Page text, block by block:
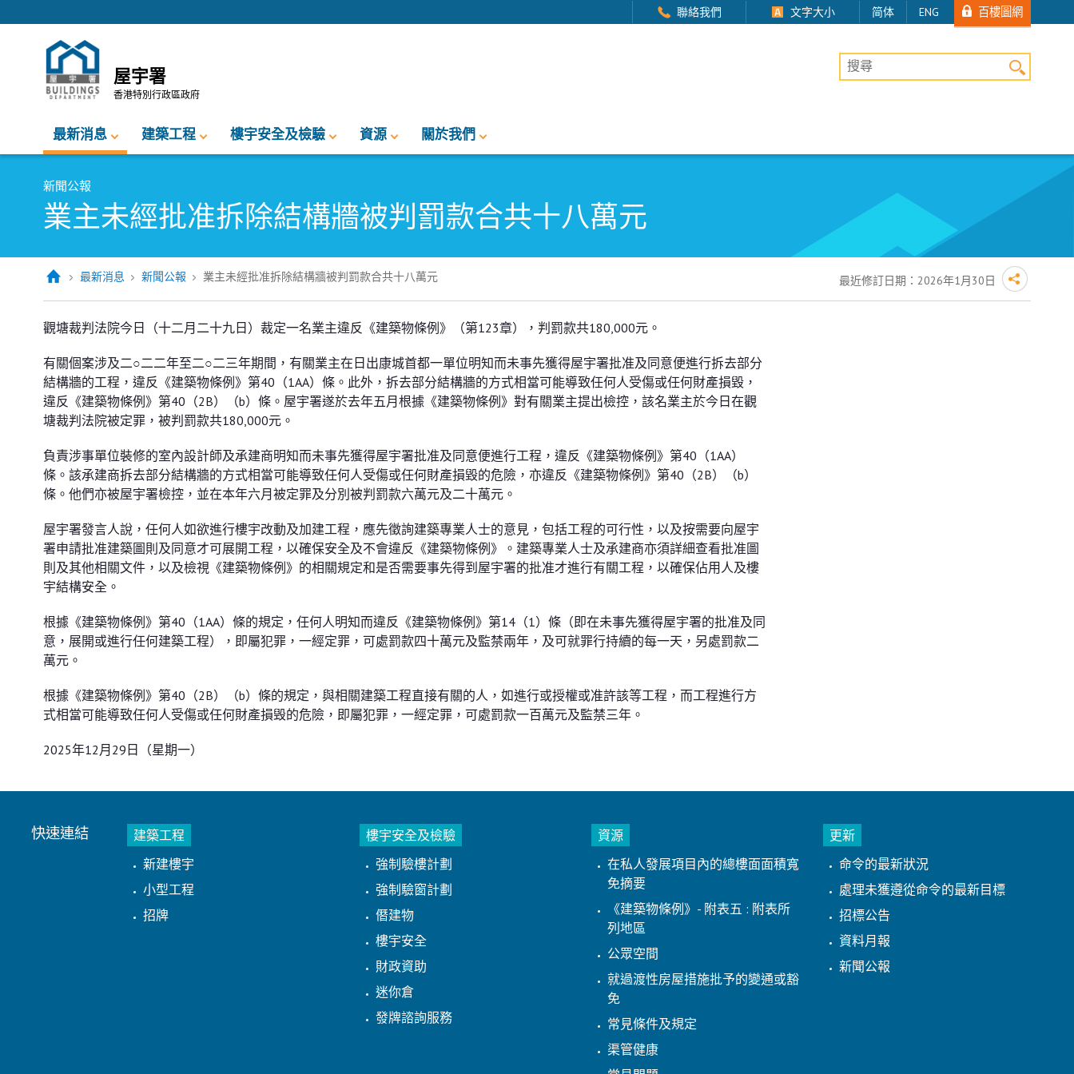
聯絡我們 文字大小 简体 ENG 百樓圖網
屋宇署
香港特別行政區政府
桌上版網站搜尋
最新消息 建築工程 樓宇安全及檢驗 資源 關於我們
新聞公報
業主未經批准拆除結構牆被判罰款合共十八萬元
最新消息 新聞公報 業主未經批准拆除結構牆被判罰款合共十八萬元 最近修訂日期：2026年1月30日
業主未經批准拆除結構牆被判罰款合共十八萬元
觀塘裁判法院今日（十二月二十九日）裁定一名業主違反《建築物條例》（第123章），判罰款共180,000元。
有關個案涉及二○二二年至二○二三年期間，有關業主在日出康城首都一單位明知而未事先獲得屋宇署批准及同意便進行拆去部分
結構牆的工程，違反《建築物條例》第40（1AA）條。此外，拆去部分結構牆的方式相當可能導致任何人受傷或任何財產損毀，
違反《建築物條例》第40（2B）（b）條。屋宇署遂於去年五月根據《建築物條例》對有關業主提出檢控，該名業主於今日在觀
塘裁判法院被定罪，被判罰款共180,000元。
負責涉事單位裝修的室內設計師及承建商明知而未事先獲得屋宇署批准及同意便進行工程，違反《建築物條例》第40（1AA）
條。該承建商拆去部分結構牆的方式相當可能導致任何人受傷或任何財產損毀的危險，亦違反《建築物條例》第40（2B）（b）
條。他們亦被屋宇署檢控，並在本年六月被定罪及分別被判罰款六萬元及二十萬元。
屋宇署發言人說，任何人如欲進行樓宇改動及加建工程，應先徵詢建築專業人士的意見，包括工程的可行性，以及按需要向屋宇
署申請批准建築圖則及同意才可展開工程，以確保安全及不會違反《建築物條例》。建築專業人士及承建商亦須詳細查看批准圖
則及其他相關文件，以及檢視《建築物條例》的相關規定和是否需要事先得到屋宇署的批准才進行有關工程，以確保佔用人及樓
宇結構安全。
根據《建築物條例》第40（1AA）條的規定，任何人明知而違反《建築物條例》第14（1）條（即在未事先獲得屋宇署的批准及同
意，展開或進行任何建築工程），即屬犯罪，一經定罪，可處罰款四十萬元及監禁兩年，及可就罪行持續的每一天，另處罰款二
萬元。
根據《建築物條例》第40（2B）（b）條的規定，與相關建築工程直接有關的人，如進行或授權或准許該等工程，而工程進行方
式相當可能導致任何人受傷或任何財產損毁的危險，即屬犯罪，一經定罪，可處罰款一百萬元及監禁三年。
2025年12月29日（星期一）
快速連結
建築工程
新建樓宇
小型工程
招牌
樓宇安全及檢驗
強制驗樓計劃
強制驗窗計劃
僭建物
樓宇安全
財政資助
迷你倉
發牌諮詢服務
資源
在私人發展項目內的總樓面面積寬
免摘要
《建築物條例》- 附表五 : 附表所
列地區
公眾空間
就過渡性房屋措施批予的變通或豁
免
常見條件及規定
渠管健康
更新
命令的最新狀況
處理未獲遵從命令的最新目標
招標公告
資料月報
新聞公報